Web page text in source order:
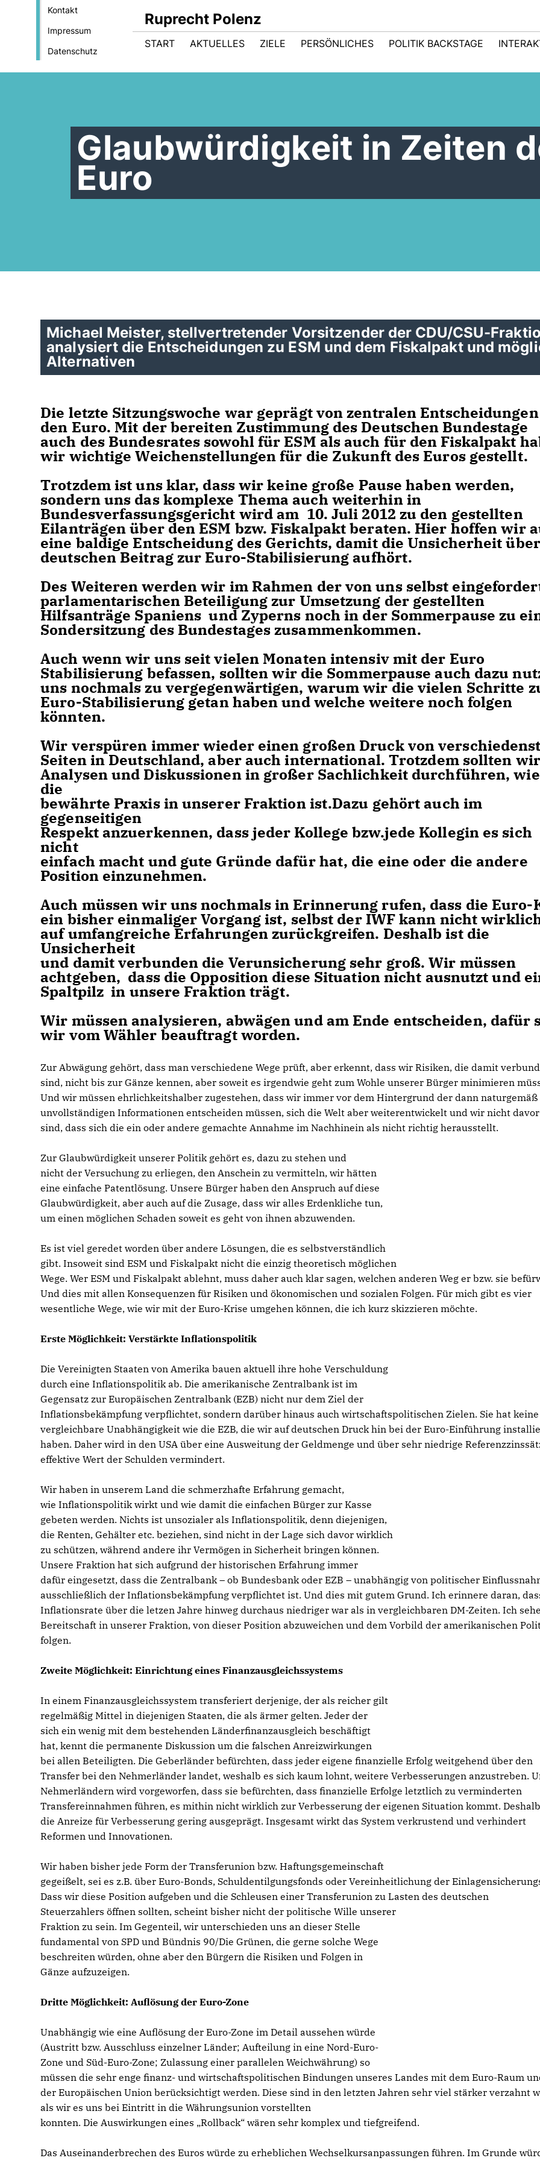
Kontakt
Impressum
Datenschutz
Ruprecht Polenz
START AKTUELLES ZIELE PERSÖNLICHES POLITIK BACKSTAGE
Glaubwürdigkeit in Zeiten
Euro
Michael Meister, stellvertretender Vorsitzender der CDU/CSU-
analysiert die Entscheidungen zu ESM und dem Fiskalpakt und
Alternativen
Die letzte Sitzungswoche war geprägt von zentralen
den Euro. Mit der bereiten Zustimmung des Deutschen Bundestage
auch des Bundesrates sowohl für ESM als auch für den Fiskalpakt
wir wichtige Weichenstellungen für die Zukunft des Euros gestellt.
Trotzdem ist uns klar, dass wir keine große Pause haben werden,
sondern uns das komplexe Thema auch weiterhin in
Bundesverfassungsgericht wird am 10. Juli 2012 zu den gestellten
Eilanträgen über den ESM bzw. Fiskalpakt beraten. Hier hoffen wir
eine baldige Entscheidung des Gerichts, damit die Unsicherheit
deutschen Beitrag zur Euro-Stabilisierung aufhört.
Des Weiteren werden wir im Rahmen der von uns selbst
parlamentarischen Beteiligung zur Umsetzung der gestellten
Hilfsanträge Spaniens und Zyperns noch in der Sommerpause zu
Sondersitzung des Bundestages zusammenkommen.
Auch wenn wir uns seit vielen Monaten intensiv mit der Euro
Stabilisierung befassen, sollten wir die Sommerpause auch dazu
uns nochmals zu vergegenwärtigen, warum wir die vielen Schritte
Euro-Stabilisierung getan haben und welche weitere noch folgen
könnten.
Wir verspüren immer wieder einen großen Druck von
Seiten in Deutschland, aber auch international. Trotzdem sollten wir
Analysen und Diskussionen in großer Sachlichkeit durchführen,
die
bewährte Praxis in unserer Fraktion ist.Dazu gehört auch im
gegenseitigen
Respekt anzuerkennen, dass jeder Kollege bzw.jede Kollegin es sich
nicht
einfach macht und gute Gründe dafür hat, die eine oder die andere
Position einzunehmen.
Auch müssen wir uns nochmals in Erinnerung rufen, dass die Euro-
ein bisher einmaliger Vorgang ist, selbst der IWF kann nicht
auf umfangreiche Erfahrungen zurückgreifen. Deshalb ist die
Unsicherheit
und damit verbunden die Verunsicherung sehr groß. Wir müssen
achtgeben, dass die Opposition diese Situation nicht ausnutzt und
Spaltpilz in unsere Fraktion trägt.
Wir müssen analysieren, abwägen und am Ende entscheiden, dafür
wir vom Wähler beauftragt worden.
Zur Abwägung gehört, dass man verschiedene Wege prüft, aber erkennt, dass wir Risiken, die damit
sind, nicht bis zur Gänze kennen, aber soweit es irgendwie geht zum Wohle unserer Bürger minimieren
Und wir müssen ehrlichkeitshalber zugestehen, dass wir immer vor dem Hintergrund der dann naturgemäß
unvollständigen Informationen entscheiden müssen, sich die Welt aber weiterentwickelt und wir nicht
sind, dass sich die ein oder andere gemachte Annahme im Nachhinein als nicht richtig herausstellt.
Zur Glaubwürdigkeit unserer Politik gehört es, dazu zu stehen und
nicht der Versuchung zu erliegen, den Anschein zu vermitteln, wir hätten
eine einfache Patentlösung. Unsere Bürger haben den Anspruch auf diese
Glaubwürdigkeit, aber auch auf die Zusage, dass wir alles Erdenkliche tun,
um einen möglichen Schaden soweit es geht von ihnen abzuwenden.
Es ist viel geredet worden über andere Lösungen, die es selbstverständlich
gibt. Insoweit sind ESM und Fiskalpakt nicht die einzig theoretisch möglichen
Wege. Wer ESM und Fiskalpakt ablehnt, muss daher auch klar sagen, welchen anderen Weg er bzw. sie
Und dies mit allen Konsequenzen für Risiken und ökonomischen und sozialen Folgen. Für mich gibt es vier
wesentliche Wege, wie wir mit der Euro-Krise umgehen können, die ich kurz skizzieren möchte.
Erste Möglichkeit: Verstärkte Inflationspolitik
Die Vereinigten Staaten von Amerika bauen aktuell ihre hohe Verschuldung
durch eine Inflationspolitik ab. Die amerikanische Zentralbank ist im
Gegensatz zur Europäischen Zentralbank (EZB) nicht nur dem Ziel der
Inflationsbekämpfung verpflichtet, sondern darüber hinaus auch wirtschaftspolitischen Zielen. Sie hat keine
vergleichbare Unabhängigkeit wie die EZB, die wir auf deutschen Druck hin bei der Euro-Einführung
haben. Daher wird in den USA über eine Ausweitung der Geldmenge und über sehr niedrige
effektive Wert der Schulden vermindert.
Wir haben in unserem Land die schmerzhafte Erfahrung gemacht,
wie Inflationspolitik wirkt und wie damit die einfachen Bürger zur Kasse
gebeten werden. Nichts ist unsozialer als Inflationspolitik, denn diejenigen,
die Renten, Gehälter etc. beziehen, sind nicht in der Lage sich davor wirklich
zu schützen, während andere ihr Vermögen in Sicherheit bringen können.
Unsere Fraktion hat sich aufgrund der historischen Erfahrung immer
dafür eingesetzt, dass die Zentralbank – ob Bundesbank oder EZB – unabhängig von politischer
ausschließlich der Inflationsbekämpfung verpflichtet ist. Und dies mit gutem Grund. Ich erinnere daran,
Inflationsrate über die letzen Jahre hinweg durchaus niedriger war als in vergleichbaren DM-Zeiten. Ich
Bereitschaft in unserer Fraktion, von dieser Position abzuweichen und dem Vorbild der amerikanischen
folgen.
Zweite Möglichkeit: Einrichtung eines Finanzausgleichssystems
In einem Finanzausgleichssystem transferiert derjenige, der als reicher gilt
regelmäßig Mittel in diejenigen Staaten, die als ärmer gelten. Jeder der
sich ein wenig mit dem bestehenden Länderfinanzausgleich beschäftigt
hat, kennt die permanente Diskussion um die falschen Anreizwirkungen
bei allen Beteiligten. Die Geberländer befürchten, dass jeder eigene finanzielle Erfolg weitgehend über den
Transfer bei den Nehmerländer landet, weshalb es sich kaum lohnt, weitere Verbesserungen anzustreben.
Nehmerländern wird vorgeworfen, dass sie befürchten, dass finanzielle Erfolge letztlich zu verminderten
Transfereinnahmen führen, es mithin nicht wirklich zur Verbesserung der eigenen Situation kommt.
die Anreize für Verbesserung gering ausgeprägt. Insgesamt wirkt das System verkrustend und verhindert
Reformen und Innovationen.
Wir haben bisher jede Form der Transferunion bzw. Haftungsgemeinschaft
gegeißelt, sei es z.B. über Euro-Bonds, Schuldentilgungsfonds oder Vereinheitlichung der
Dass wir diese Position aufgeben und die Schleusen einer Transferunion zu Lasten des deutschen
Steuerzahlers öffnen sollten, scheint bisher nicht der politische Wille unserer
Fraktion zu sein. Im Gegenteil, wir unterschieden uns an dieser Stelle
fundamental von SPD und Bündnis 90/Die Grünen, die gerne solche Wege
beschreiten würden, ohne aber den Bürgern die Risiken und Folgen in
Gänze aufzuzeigen.
Dritte Möglichkeit: Auflösung der Euro-Zone
Unabhängig wie eine Auflösung der Euro-Zone im Detail aussehen würde
(Austritt bzw. Ausschluss einzelner Länder; Aufteilung in eine Nord-Euro-
Zone und Süd-Euro-Zone; Zulassung einer parallelen Weichwährung) so
müssen die sehr enge finanz- und wirtschaftspolitischen Bindungen unseres Landes mit dem Euro-Raum
der Europäischen Union berücksichtigt werden. Diese sind in den letzten Jahren sehr viel stärker verzahnt
als wir es uns bei Eintritt in die Währungsunion vorstellten
konnten. Die Auswirkungen eines „Rollback“ wären sehr komplex und tiefgreifend.
Das Auseinanderbrechen des Euros würde zu erheblichen Wechselkursanpassungen führen. Im Grunde